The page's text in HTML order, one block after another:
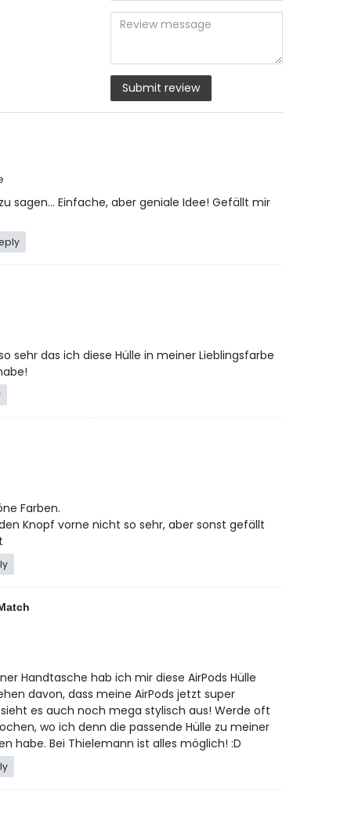
star
star
star
rating
star
rating
star
rating
(optional)
Title
Review
message
Submit review
sagen… Einfache, aber geniale Idee! Gefällt mir
sehr das ich diese Hülle in meiner Lieblingsfarbe
Farben.
Knopf vorne nicht so sehr, aber sonst gefällt
Handtasche hab ich mir diese AirPods Hülle
davon, dass meine AirPods jetzt super
es auch noch mega stylisch aus! Werde oft
wo ich denn die passende Hülle zu meiner
habe. Bei Thielemann ist alles möglich! :D